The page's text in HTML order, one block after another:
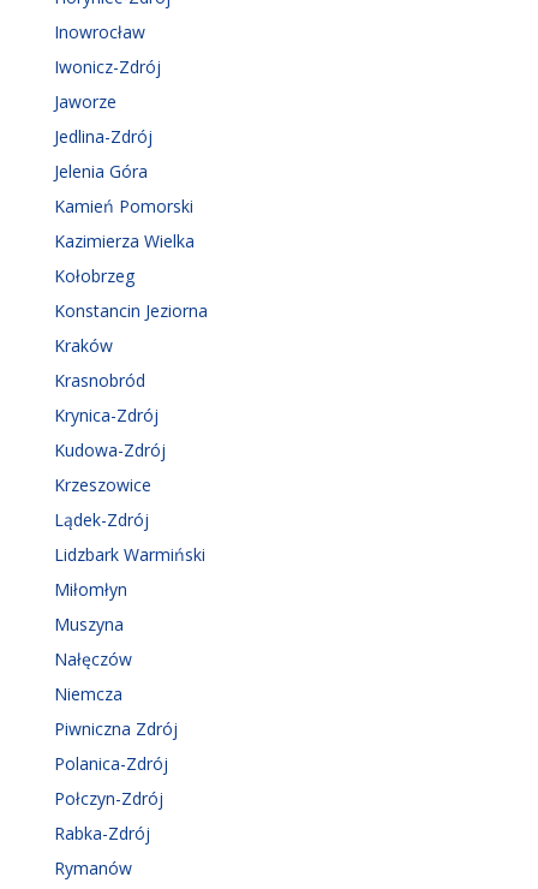
Inowrocław
Iwonicz-Zdrój
Jaworze
Jedlina-Zdrój
Jelenia Góra
Kamień Pomorski
Kazimierza Wielka
Kołobrzeg
Konstancin Jeziorna
Kraków
Krasnobród
Krynica-Zdrój
Kudowa-Zdrój
Krzeszowice
Lądek-Zdrój
Lidzbark Warmiński
Miłomłyn
Muszyna
Nałęczów
Niemcza
Piwniczna Zdrój
Polanica-Zdrój
Połczyn-Zdrój
Rabka-Zdrój
Rymanów